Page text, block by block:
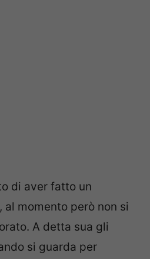
di aver fatto un
momento però non si
A detta sua gli
si guarda per